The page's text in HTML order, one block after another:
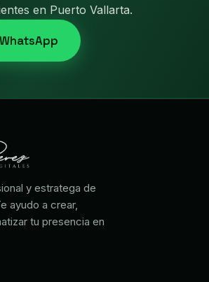
en Puerto Vallarta.
y estratega de
ayudo a crear,
tu presencia en